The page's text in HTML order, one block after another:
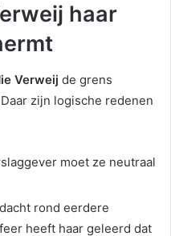
haar
Verweij de grens
zijn logische redenen
moet ze neutraal
rond eerdere
heeft haar geleerd dat